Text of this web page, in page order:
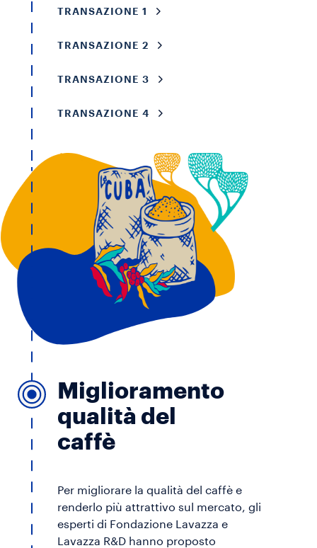
TRANSAZIONE 1
TRANSAZIONE 2
TRANSAZIONE 3
TRANSAZIONE 4
Miglioramento
qualità del
caffè
Per migliorare la qualità del caffè e
renderlo più attrattivo sul mercato, gli
esperti di Fondazione Lavazza e
Lavazza R&D hanno proposto